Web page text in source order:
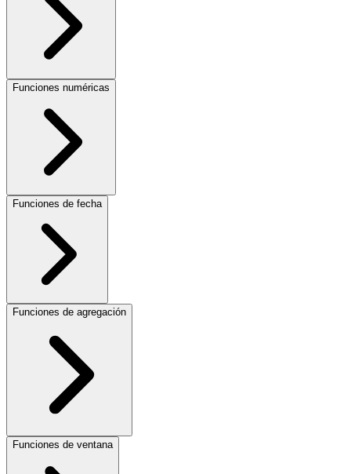
Funciones numéricas
Funciones de fecha
Funciones de agregación
Funciones de ventana